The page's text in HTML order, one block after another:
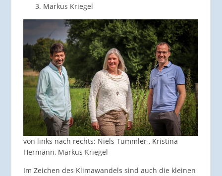
Markus Kriegel
von links nach rechts: Niels Tümmler , Kristina
Hermann, Markus Kriegel
Im Zeichen des Klimawandels sind auch die kleinen